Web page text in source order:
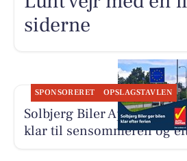
siderne
SPONSORERET OPSLAGSTAVLEN
Solbjerg Biler ApS hjælper
klar til sensommeren og